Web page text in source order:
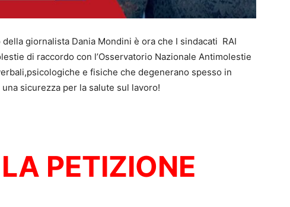
giornalista Dania Mondini è ora che I sindacati RAI
di raccordo con l’Osservatorio Nazionale Antimolestie
e fisiche che degenerano spesso in
sicurezza per la salute sul lavoro!
PETIZIONE